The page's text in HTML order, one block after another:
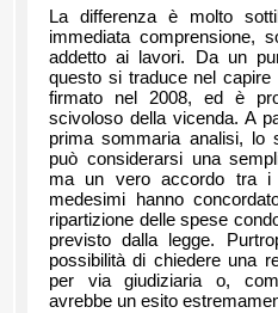
La differenza è molto
immediata comprensione,
addetto ai lavori. Da un
questo si traduce nel capire
firmato nel 2008, ed è
scivoloso della vicenda. A
prima sommaria analisi, lo
può considerarsi una
ma un vero accordo tra i
medesimi hanno
ripartizione delle spese
previsto dalla legge.
possibilità di chiedere una
per via giudiziaria o,
avrebbe un esito